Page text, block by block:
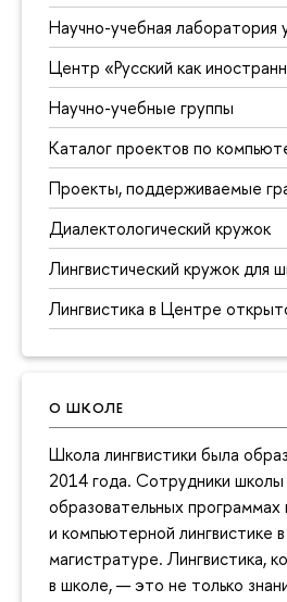
Научно-учебная лаборатория
Центр «Русский как
Научно-учебные группы
Каталог проектов по
Проекты, поддерживаемые
Диалектологический кружок
Лингвистический кружок для
Лингвистика в Центре
О ШКОЛЕ
Школа лингвистики была
2014 года. Сотрудники
образовательных
и компьютерной лингвистике
магистратуре. Лингвистика,
в школе, — это не только